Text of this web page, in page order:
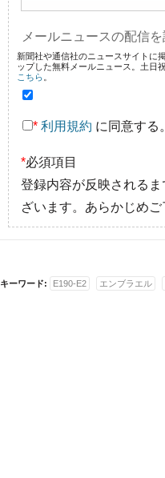
メールニュースの配信
新聞社や通信社のニュースサイトに
ップした無料メールニュース。土日
こちら
* 利用規約 に同意する。
*必須項目
登録内容が反映される
ざいます。あらかじめご
キーワード: E190-E2 エンブラエル